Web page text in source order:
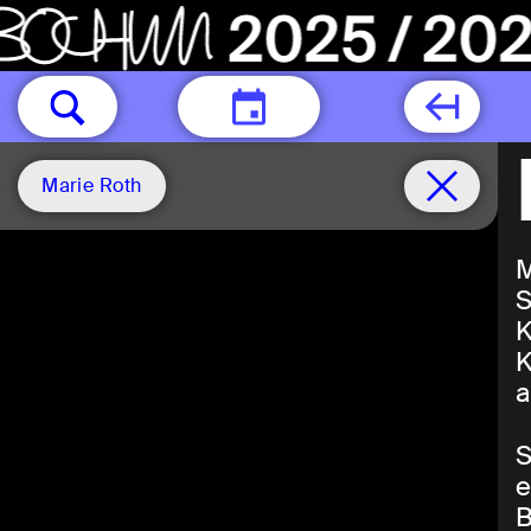
Marie Roth